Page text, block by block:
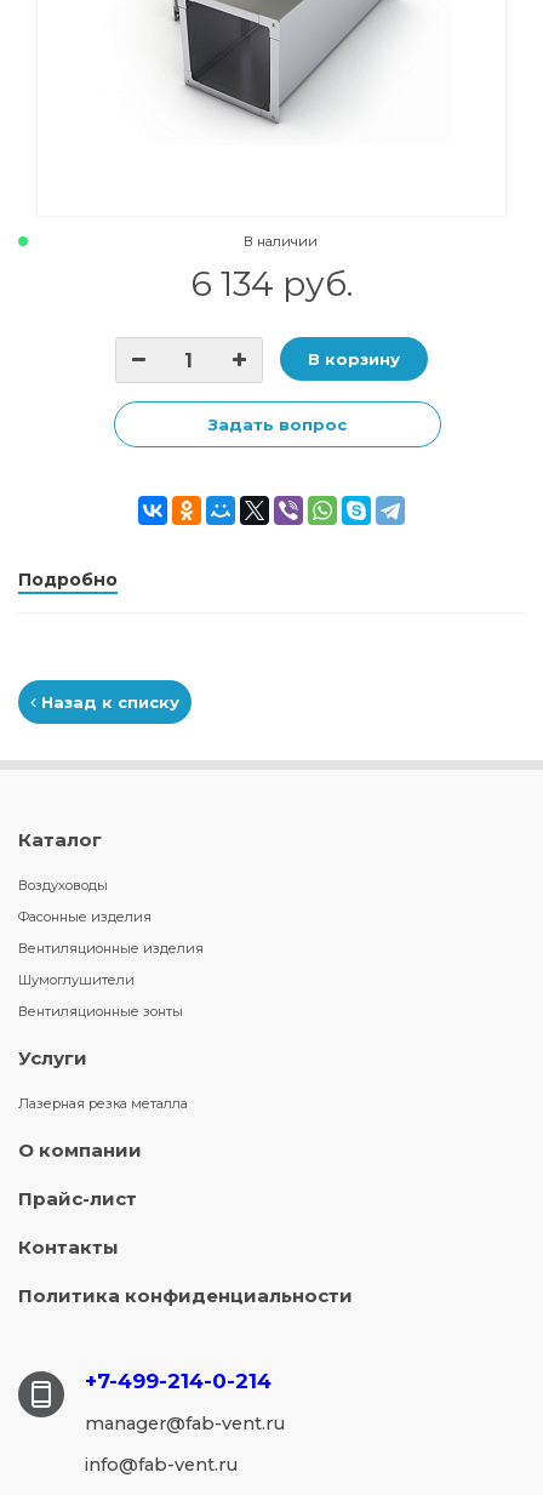
В наличии
6 134 руб.
В корзину
Задать вопрос
Подробно
Назад к списку
Каталог
Воздуховоды
Фасонные изделия
Вентиляционные изделия
Шумоглушители
Вентиляционные зонты
Услуги
Лазерная резка металла
О компании
Прайс-лист
Контакты
Политика конфиденциальности
+7-499-214-0-214
manager@fab-vent.ru
info@fab-vent.ru